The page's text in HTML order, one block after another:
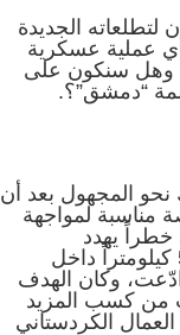
لتطلعاته الجديدة
عملية عسكرية
وهل سنكون على
“دمشق”؟.
واتجاه الأوضاع هناك نحو المجهول بعد أن
مناسبة لمواجهة
خطراً يهدد
مصالحها، ومن هنا بدأت بالعمل على إيجاد منطقة عازلة بعمق 50 كيلومتراً داخل
ادّعت، وكان الهدف
من كسب المزيد
الكردستاني